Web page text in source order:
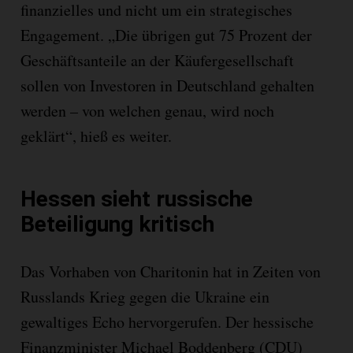
finanzielles und nicht um ein strategisches
Engagement. „Die übrigen gut 75 Prozent der
Geschäftsanteile an der Käufergesellschaft
sollen von Investoren in Deutschland gehalten
werden – von welchen genau, wird noch
geklärt“, hieß es weiter.
Hessen sieht russische
Beteiligung kritisch
Das Vorhaben von Charitonin hat in Zeiten von
Russlands Krieg gegen die Ukraine ein
gewaltiges Echo hervorgerufen. Der hessische
Finanzminister Michael Boddenberg (CDU)